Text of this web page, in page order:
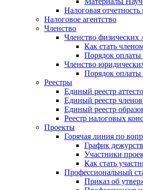
Налоговая
Налоговое агентство
Членство
Членство физических
Как стать
Порядок оплаты
Членство
Порядок оплаты
Реестры
Единый реестр
Единый реестр
Единый реестр
Реестр налоговых
Проекты
Горячая линия по
График дежурств
Участники
Как стать
Профессиональный
Приказ об